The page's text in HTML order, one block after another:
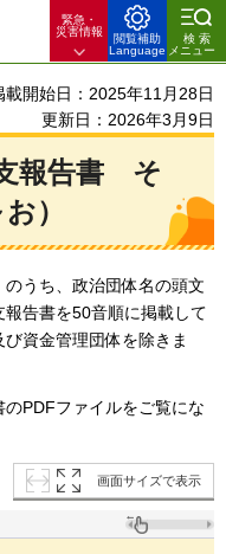
緊急・
災害情報
閲覧補助
Language
検索
メニュー
載開始日：2025年11月28日
更新日：2026年3月9日
報告書
そ
）
うち、政治団体名の頭文
告書を50音順に掲載して
資金管理団体を除きま
PDFファイルをご覧にな
画面サイズで表示